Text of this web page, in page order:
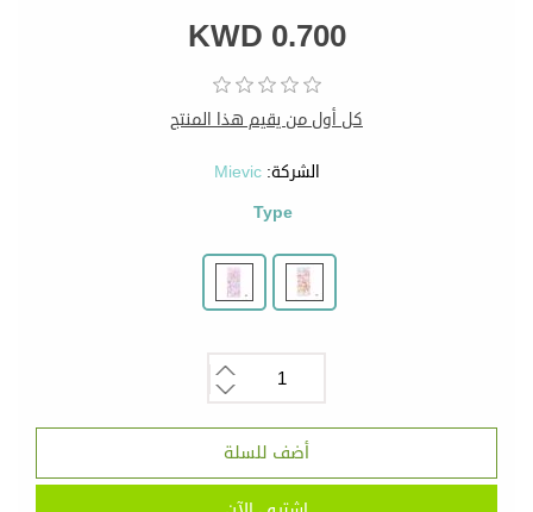
KWD 0.700
كل أول من يقيم هذا المنتج
الشركة: Mievic
Type